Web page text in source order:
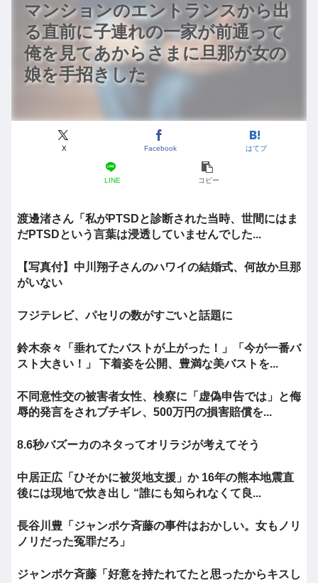
マンションのエントランスから出
る直前に子連れの一家が前通って
俺を見てあからさまに旦那が女の
娘を手招きした
X Facebook はてブ
LINE コピー
渡邊渚さん「私がPTSDと診断された当時、世間にはま
だPTSDという言葉は浸透していませんでした...
【写真付】中川翔子さんのハワイの結婚式、何故か旦那
がいない
フジテレビ、パセリの数がすごいと話題に
鈴木奈々「垂れてたバストが上がった！」「今が一番バ
スト大きい！」 下着姿を公開、豊満な美バストを...
不同意性交の被害者女性、検察に「虚偽申告では」と侮
辱的発言をされブチギレ、500万円の損害賠償を...
8.6秒バズーカのネタってオリラジが考えてそう
中居正広「ひそかに被災地支援」か 16年の熊本地震直
後には現地で炊き出し “誰にも知られなくて良...
長谷川豊「ジャンポケ斉藤の事件はおかしい。女もノリ
ノリだった冤罪だろ」
ジャンポケ斉藤「好意を持たれてたと思ったからキスし